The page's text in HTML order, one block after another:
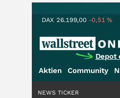
DAX 26.199,00 -0,51%
Depot
Aktien Community
NEWS TICKER